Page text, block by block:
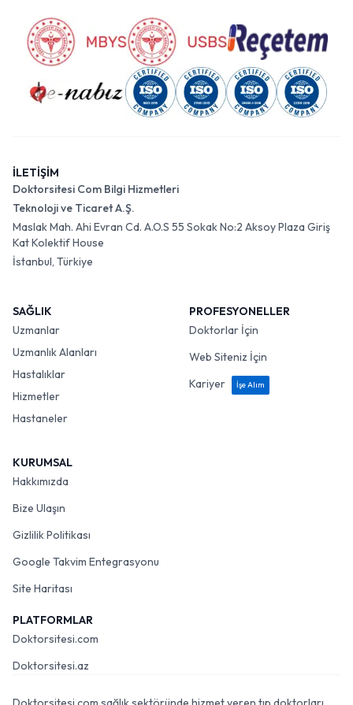
İLETİŞİM
Doktorsitesi Com Bilgi Hizmetleri
Teknoloji ve Ticaret A.Ş.
Maslak Mah. Ahi Evran Cd. A.O.S 55 Sokak No:2 Aksoy Plaza Giriş
Kat Kolektif House
İstanbul, Türkiye
SAĞLIK
Uzmanlar
Uzmanlık Alanları
Hastalıklar
Hizmetler
Hastaneler
PROFESYONELLER
Doktorlar İçin
Web Siteniz İçin
Kariyer
İşe Alım
KURUMSAL
Hakkımızda
Bize Ulaşın
Gizlilik Politikası
Google Takvim Entegrasyonu
Site Haritası
PLATFORMLAR
Doktorsitesi.com
Doktorsitesi.az